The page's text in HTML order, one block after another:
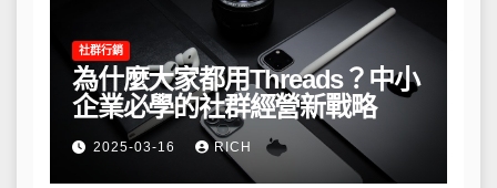
社群行銷
為什麼大家都用Threads？中小
企業必學的社群經營新戰略
2025-03-16 RICH